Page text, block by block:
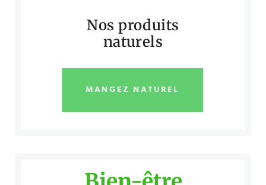
Nos produits
naturels
MANGEZ NATUREL